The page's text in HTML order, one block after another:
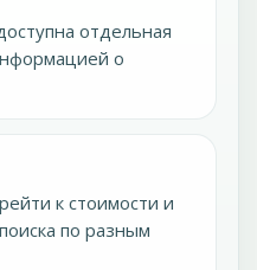
отдельная
о
к стоимости и
по разным